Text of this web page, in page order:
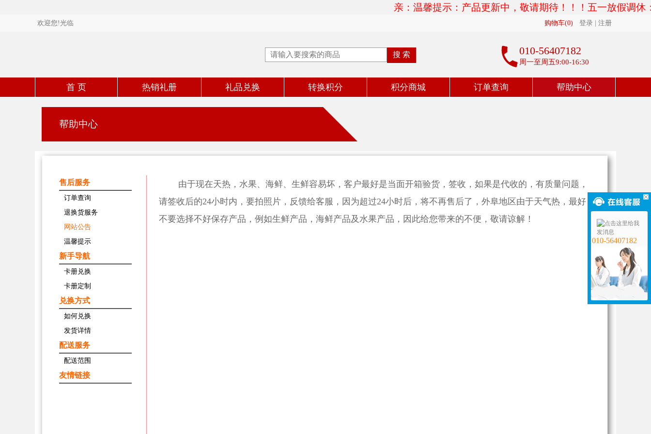
亲：温馨提示：产品更新中，敬请期待！！！五一放假调休
欢迎您!光临 登录 注册
购物车(0)
010-56407182
周一至周五9:00-16:30
首 页 热销礼册 礼品兑换 转换积分 积分商城 订单查询 帮助中心
帮助中心
售后服务
订单查询
退换货服务
网站公告
温馨提示
新手导航
卡册兑换
卡册定制
兑换方式
如何兑换
发货详情
配送服务
配送范围
友情链接
由于现在天热，水果、海鲜、生鲜容易坏，客户最好是当面开箱验货，签收，如果是代收的，有质量问题，
请签收后的24小时内，要拍照片，反馈给客服，因为超过24小时后，将不再售后了，外阜地区由于天气热，最好
不要选择不好保存产品，例如生鲜产品，海鲜产品及水果产品，因此给您带来的不便，敬请谅解！
010-56407182